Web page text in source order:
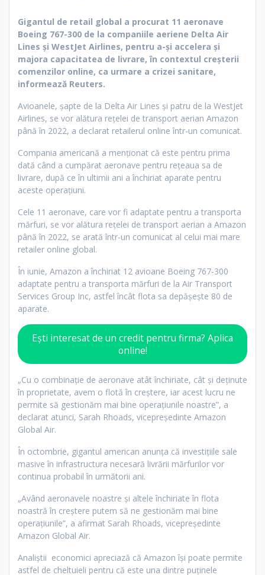
Gigantul de retail global a procurat 11 aeronave
Boeing 767-300 de la companiile aeriene Delta Air
Lines şi WestJet Airlines, pentru a-şi accelera şi
majora capacitatea de livrare, în contextul creşterii
comenzilor online, ca urmare a crizei sanitare,
informează Reuters.
Avioanele, șapte de la Delta Air Lines și patru de la WestJet
Airlines, se vor alătura rețelei de transport aerian Amazon
până în 2022, a declarat retailerul online într-un comunicat.
Compania americană a menționat că este pentru prima
dată când a cumpărat aeronave pentru reţeaua sa de
livrare, după ce în ultimii ani a închiriat aparate pentru
aceste operaţiuni.
Cele 11 aeronave, care vor fi adaptate pentru a transporta
mărfuri, se vor alătura reţelei de transport aerian a Amazon
până în 2022, se arată într-un comunicat al celui mai mare
retailer online global.
În iunie, Amazon a închiriat 12 avioane Boeing 767-300
adaptate pentru a transporta mărfuri de la Air Transport
Services Group Inc, astfel încât flota sa depăşeşte 80 de
aparate.
Ești interesat de un credit pentru firma? Aplica
online!
„Cu o combinație de aeronave atât închiriate, cât și deținute
în proprietate, avem o flotă în creștere, iar acest lucru ne
permite să gestionăm mai bine operațiunile noastre”, a
declarat atunci, Sarah Rhoads, vicepreședinte Amazon
Global Air.
În octombrie, gigantul american anunţa că investiţiile sale
masive în infrastructura necesară livrării mărfurilor vor
continua probabil în următorii ani.
„Având aeronavele noastre şi altele închiriate în flota
noastră în creştere putem să ne gestionăm mai bine
operaţiunile”, a afirmat Sarah Rhoads, vicepreşedinte
Amazon Global Air.
Analiştii economici apreciază că Amazon îşi poate permite
astfel de cheltuieli pentru că este una dintre puţinele